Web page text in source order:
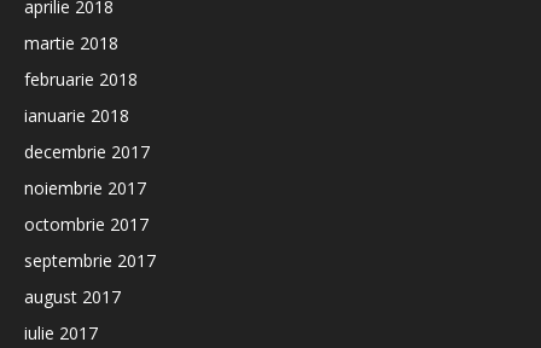
aprilie 2018
martie 2018
februarie 2018
ianuarie 2018
decembrie 2017
noiembrie 2017
octombrie 2017
septembrie 2017
august 2017
iulie 2017